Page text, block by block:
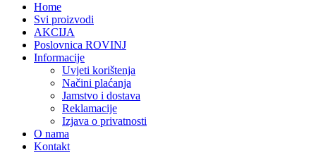
Home
Svi proizvodi
AKCIJA
Poslovnica ROVINJ
Informacije
Uvjeti korištenja
Načini plaćanja
Jamstvo i dostava
Reklamacije
Izjava o privatnosti
O nama
Kontakt